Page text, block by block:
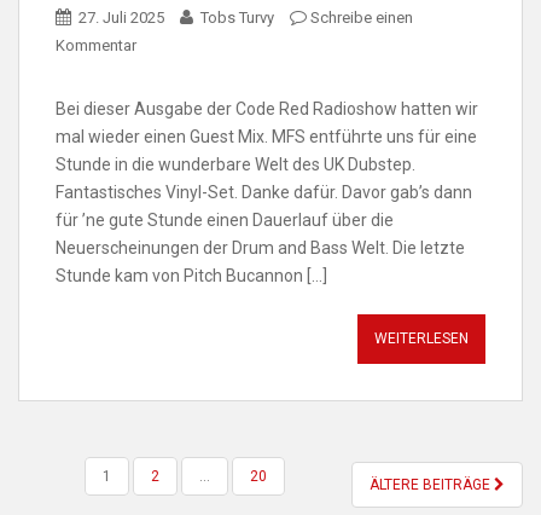
27. Juli 2025 Tobs Turvy
Schreibe einen
Kommentar
Bei dieser Ausgabe der Code Red Radioshow hatten wir
mal wieder einen Guest Mix. MFS entführte uns für eine
Stunde in die wunderbare Welt des UK Dubstep.
Fantastisches Vinyl-Set. Danke dafür. Davor gab’s dann
für ’ne gute Stunde einen Dauerlauf über die
Neuerscheinungen der Drum and Bass Welt. Die letzte
Stunde kam von Pitch Bucannon […]
WEITERLESEN
SEITENNUMMERIERUNG
1 2 20 ÄLTERE BEITRÄGE